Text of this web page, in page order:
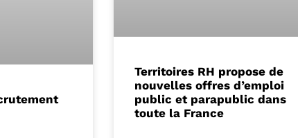
Territoires RH propose de
nouvelles offres d’emploi
public et parapublic dans
toute la France